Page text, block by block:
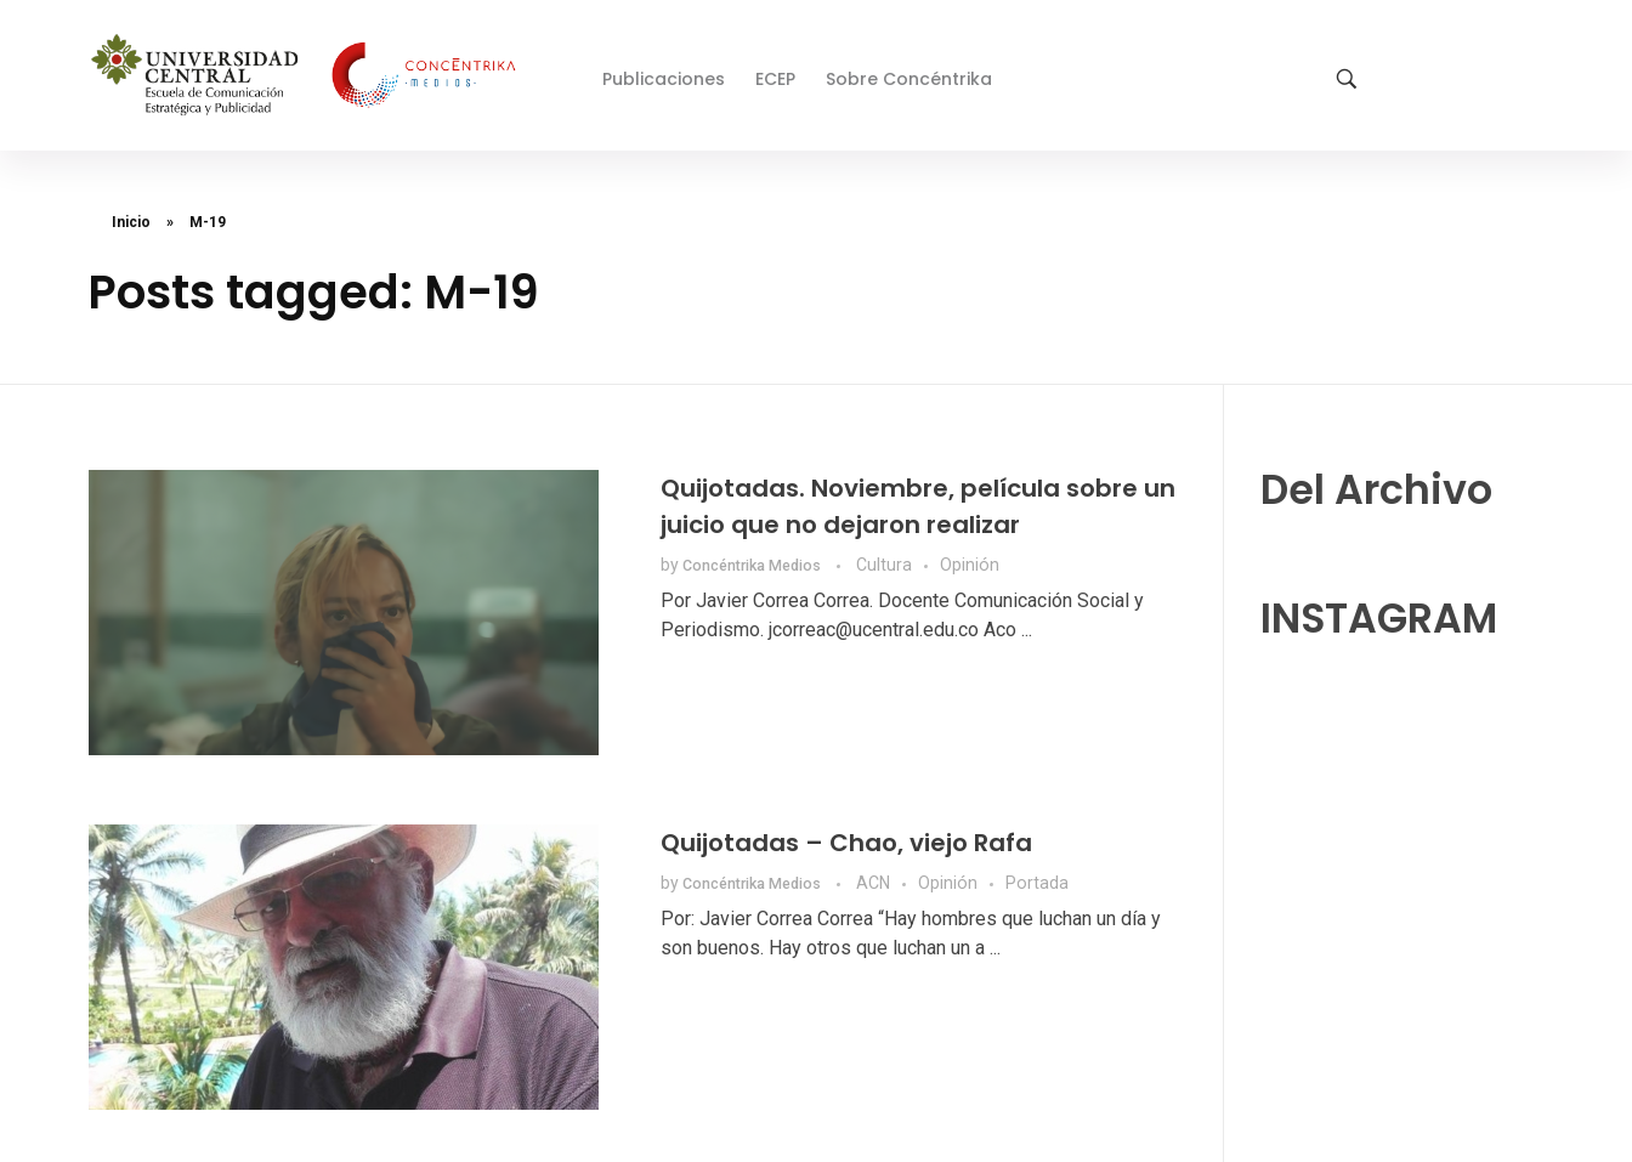
Publicaciones ECEP Sobre Concéntrika
Inicio » M-19
Posts tagged: M-19
Quijotadas. Noviembre, película sobre un
juicio que no dejaron realizar
by Concéntrika Medios Cultura Opinión
Por Javier Correa Correa. Docente Comunicación Social y
Periodismo. jcorreac@ucentral.edu.co Aco ...
Quijotadas – Chao, viejo Rafa
by Concéntrika Medios ACN Opinión Portada
Por: Javier Correa Correa “Hay hombres que luchan un día y
son buenos. Hay otros que luchan un a ...
Del Archivo
INSTAGRAM